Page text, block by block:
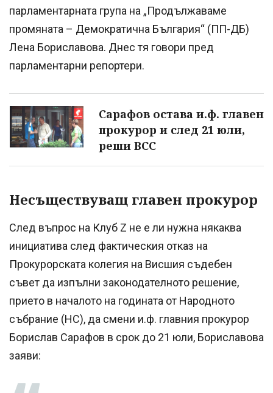
парламентарната група на „Продължаваме
промяната – Демократична България“ (ПП-ДБ)
Лена Бориславова. Днес тя говори пред
парламентарни репортери.
Сарафов остава и.ф. главен
прокурор и след 21 юли,
реши ВСС
Несъществуващ главен прокурор
След въпрос на Клуб Z не е ли нужна някаква
инициатива след фактическия отказ на
Прокурорската колегия на Висшия съдебен
съвет да изпълни законодателното решение,
прието в началото на годината от Народното
събрание (НС), да смени и.ф. главния прокурор
Борислав Сарафов в срок до 21 юли, Бориславова
заяви: